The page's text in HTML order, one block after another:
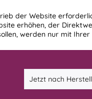
der Website
erhöhen, der
werden nur mit